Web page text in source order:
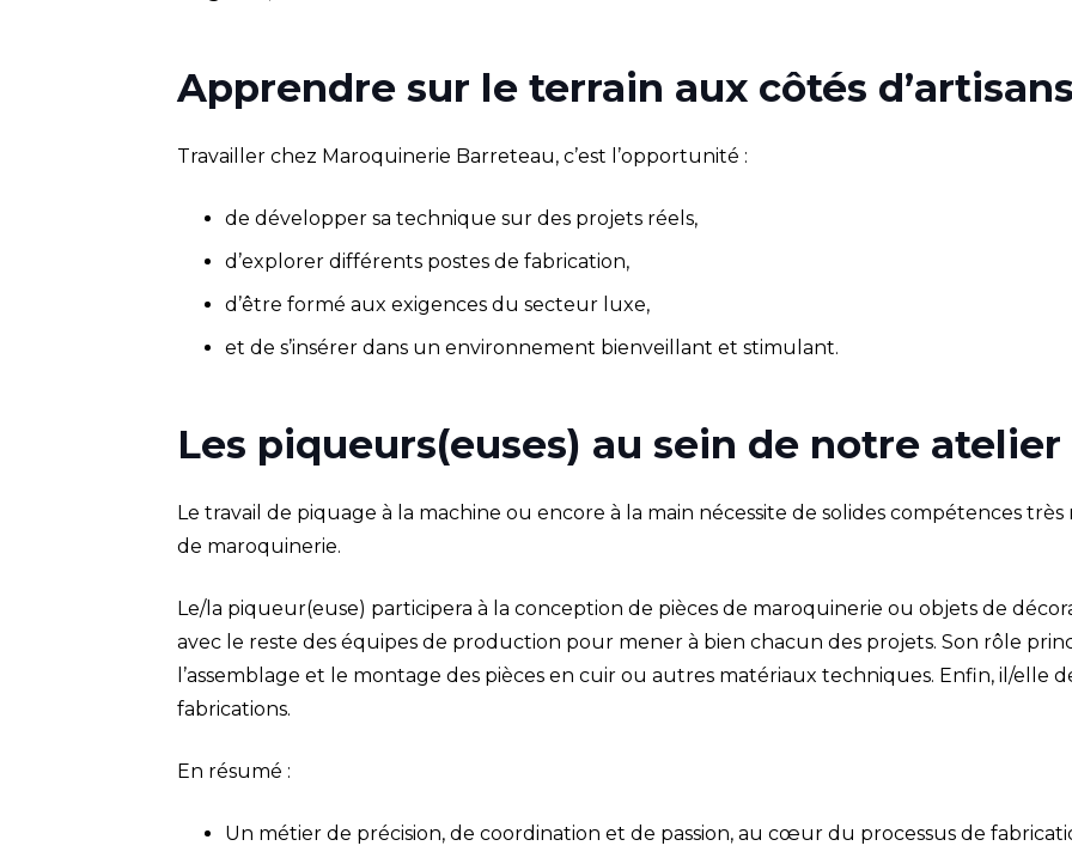
Apprendre sur le terrain aux côtés
Travailler chez Maroquinerie Barreteau, c’est l’opportunité :
de développer sa technique sur des projets réels,
d’explorer différents postes de fabrication,
d’être formé aux exigences du secteur luxe,
et de s’insérer dans un environnement bienveillant et stimulant.
Les piqueurs(euses) au sein de notre
Le travail de piquage à la machine ou encore à la main nécessite de solides compétences
de maroquinerie.
Le/la piqueur(euse) participera à la conception de pièces de maroquinerie ou objets de
avec le reste des équipes de production pour mener à bien chacun des projets. Son rôle
l’assemblage et le montage des pièces en cuir ou autres matériaux techniques. Enfin, il/elle
fabrications.
En résumé :
Un métier de précision, de coordination et de passion, au cœur du processus de